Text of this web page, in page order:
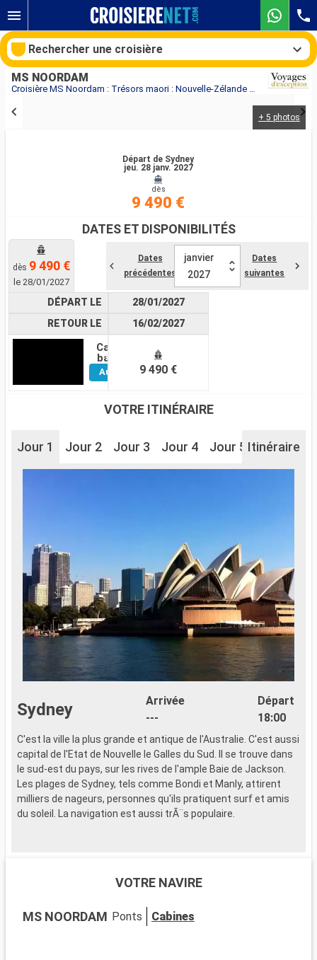
Croisière MS Noordam : Trésors maori : Nouvelle-Zélande & Australie au départ de Sydney
MS NOORDAM
+ 5 photos
Départ de Sydney
jeu. 28 janv. 2027
dès
9 490 €
DATES ET DISPONIBILITÉS
dès 9 490 €
le 28/01/2027
Dates
précédentes
janvier
2027
Dates
suivantes
DÉPART LE
RETOUR LE
Cabine
balcon
Voir
Autres
28/01/2027
16/02/2027
9 490 €
VOTRE ITINÉRAIRE
Jour 1 Jour 2 Jour 3 Jour 4 Jour 5 Jour 6
Itinéraire
Sydney
Arrivée
---
Départ
18:00
C'est la ville la plus grande et antique de l'Australie. C'est aussi
capital de l'Etat de Nouvelle le Galles du Sud. Il se trouve dans
le sud-est du pays, sur les rives de l'ample Baie de Jackson.
Les plages de Sydney, tels comme Bondi et Manly, attirent
milliers de nageurs, personnes qu'ils pratiquent surf et amis
du soleil. La navigation est aussi trÃ¨s populaire.
VOTRE NAVIRE
MS NOORDAM Ponts Cabines
Rechercher une croisière
Rechercher